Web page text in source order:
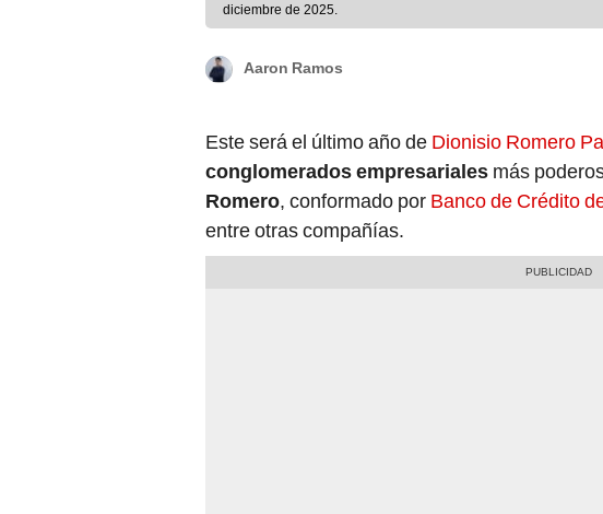
diciembre de 2025.
Aaron Ramos
Este será el último año de Dionisio Romero
conglomerados empresariales más
Romero, conformado por Banco de Crédito
entre otras compañías.